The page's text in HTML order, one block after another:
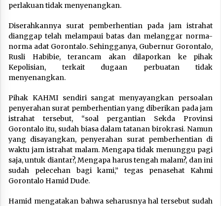
perlakuan tidak menyenangkan.
Diserahkannya surat pemberhentian pada jam istrahat
dianggap telah melampaui batas dan melanggar norma-
norma adat Gorontalo. Sehingganya, Gubernur Gorontalo,
Rusli Habibie, terancam akan dilaporkan ke pihak
Kepolisian, terkait dugaan perbuatan tidak
menyenangkan.
Pihak KAHMI sendiri sangat menyayangkan persoalan
penyerahan surat pemberhentian yang diberikan pada jam
istrahat tersebut, “soal pergantian Sekda Provinsi
Gorontalo itu, sudah biasa dalam tatanan birokrasi. Namun
yang disayangkan, penyerahan surat pemberhentian di
waktu jam istrahat malam. Mengapa tidak menunggu pagi
saja, untuk diantar?, Mengapa harus tengah malam?, dan ini
sudah pelecehan bagi kami,” tegas penasehat Kahmi
Gorontalo Hamid Dude.
Hamid mengatakan bahwa seharusnya hal tersebut sudah